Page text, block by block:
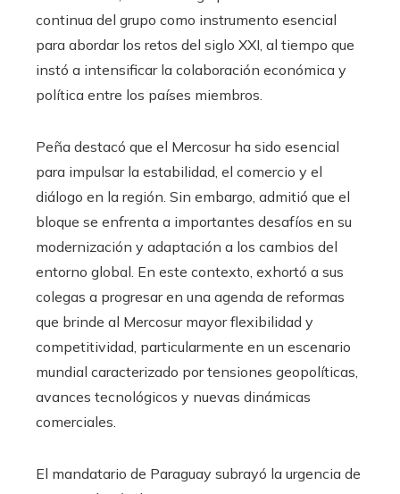
continua del grupo como instrumento esencial
para abordar los retos del siglo XXI, al tiempo que
instó a intensificar la colaboración económica y
política entre los países miembros.
Peña destacó que el Mercosur ha sido esencial
para impulsar la estabilidad, el comercio y el
diálogo en la región. Sin embargo, admitió que el
bloque se enfrenta a importantes desafíos en su
modernización y adaptación a los cambios del
entorno global. En este contexto, exhortó a sus
colegas a progresar en una agenda de reformas
que brinde al Mercosur mayor flexibilidad y
competitividad, particularmente en un escenario
mundial caracterizado por tensiones geopolíticas,
avances tecnológicos y nuevas dinámicas
comerciales.
El mandatario de Paraguay subrayó la urgencia de